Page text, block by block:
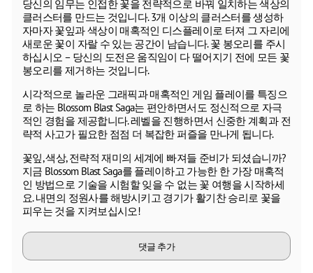
당신의 임무는 인접한 꽃을 전략적으로 바꿔 일치하는 색상의
클러스터를 만드는 것입니다. 3개 이상의 클러스터를 생성하
자마자 꽃잎과 색상이 매혹적인 디스플레이로 터져 그 자리에
새로운 꽃이 자랄 수 있는 공간이 남습니다. 꽃 봉오리를 주시
하십시오 – 당신의 도전은 움직임이 다 떨어지기 전에 모든 꽃
봉오리를 제거하는 것입니다.
시각적으로 놀라운 그래픽과 매혹적인 게임 플레이를 특징으
로 하는 Blossom Blast Saga는 편안하면서도 정신적으로 자극
적인 경험을 제공합니다. 레벨을 진행하면서 신중한 계획과 전
략적 사고가 필요한 점점 더 복잡한 퍼즐을 만나게 됩니다.
꽃잎, 색상, 전략적 재미의 세계에 빠져들 준비가 되셨습니까?
지금 Blossom Blast Saga를 플레이하고 가능한 한 가장 매혹적
인 방법으로 기술을 시험할 잊을 수 없는 꽃 여행을 시작하세
요. 내면의 정원사를 해방시키고 경기가 활기찬 승리로 꽃을
피우는 것을 지켜보십시오!
댓글 추가